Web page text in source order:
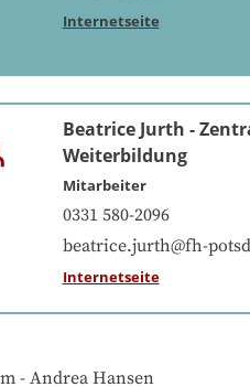
Internetseite
Beatrice Jurth -
Weiterbildung
Mitarbeiter
0331 580-2096
beatrice.jurth@fh-
Internetseite